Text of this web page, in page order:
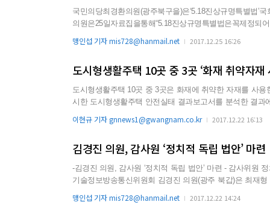
국민의당최경환의원(광주북구을)은‘5.18진상규명특별법’
의원은25일자료집을통해“5.18진상규명특별법은꼭제정되
무산됐지만빠른시일내에공청회절차를마치고법사위를거
맹인섭 기자 mis728@hanmail.net 2017.12.25 16:26
도시형생활주택 10곳 중 3곳 ‘화재 취약자재
도시형생활주택 10곳 중 3곳은 화재에 취약한 자재를 사용한 것으로 나타났다. 22일 국민의당
시한 도시형생활주택 안전실태 결과보고서를 분석한 결
이현규 기자 gnnews1@gwangnam.co.kr 2017.12.22 16:13
김경진 의원, 감사원 ‘정치적 독립 법안’ 마련
-김경진 의원, 감사원 ‘정치적 독립 법안’ 마련 - 감사위원 정치권·청와대 파견 배제 담긴 ‘감사원법’ 개정안 대표발의 예정 국회 과학
기술정보방송통신위원회 김경진 의원(광주 북갑)은 최재
맹인섭 기자 mis728@hanmail.net 2017.12.22 14:24